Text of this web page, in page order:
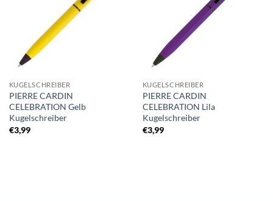
KUGELSCHREIBER
PIERRE CARDIN
CELEBRATION Gelb
Kugelschreiber
€3,99
KUGELSCHREIBER
PIERRE CARDIN
CELEBRATION Lila
Kugelschreiber
€3,99